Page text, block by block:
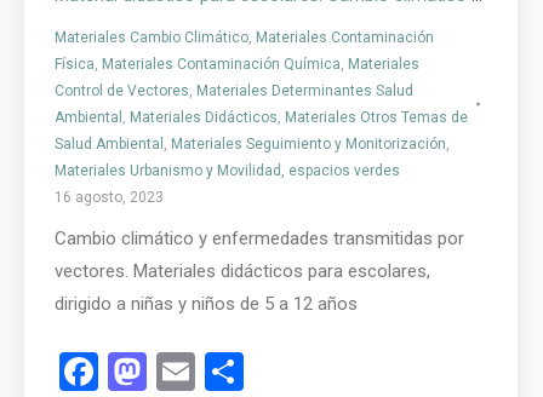
Materiales Cambio Climático, Materiales Contaminación
Física, Materiales Contaminación Química, Materiales
Control de Vectores, Materiales Determinantes Salud
Ambiental , Materiales Didácticos, Materiales Otros Temas de
Salud Ambiental , Materiales Seguimiento y Monitorización,
Materiales Urbanismo y Movilidad, espacios verdes
16 agosto, 2023
Cambio climático y enfermedades transmitidas por
vectores. Materiales didácticos para escolares,
dirigido a niñas y niños de 5 a 12 años
Facebook
Mastodon
Email